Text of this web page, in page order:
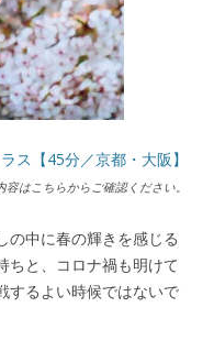
ス【45分／京都・大阪】
容はこちらからご確認ください。
の中に春の輝きを感じる
ちと、コロナ禍も明けて
するよい時候ではないで